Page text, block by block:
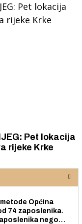
Pet lokacija
rijeke Krke
Općina
74 zaposlenika.
nego